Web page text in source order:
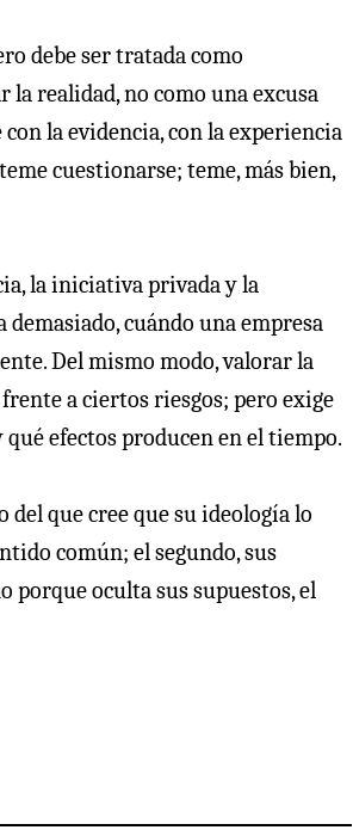
debe ser tratada como
realidad, no como una excusa
la evidencia, con la experiencia
cuestionarse; teme, más bien,
la iniciativa privada y la
cuándo una empresa
Del mismo modo, valorar la
a ciertos riesgos; pero exige
efectos producen en el tiempo.
que cree que su ideología lo
común; el segundo, sus
porque oculta sus supuestos, el